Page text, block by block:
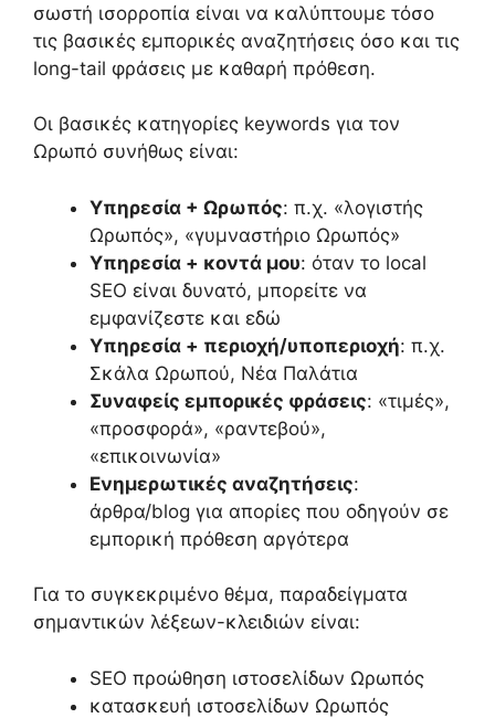
σωστή ισορροπία είναι να καλύπτουμε τόσο
τις βασικές εμπορικές αναζητήσεις όσο και τις
long-tail φράσεις με καθαρή πρόθεση.
Οι βασικές κατηγορίες keywords για τον
Ωρωπό συνήθως είναι:
Υπηρεσία + Ωρωπός: π.χ. «λογιστής
Ωρωπός», «γυμναστήριο Ωρωπός»
Υπηρεσία + κοντά μου: όταν το local
SEO είναι δυνατό, μπορείτε να
εμφανίζεστε και εδώ
Υπηρεσία + περιοχή/υποπεριοχή: π.χ.
Σκάλα Ωρωπού, Νέα Παλάτια
Συναφείς εμπορικές φράσεις: «τιμές»,
«προσφορά», «ραντεβού»,
«επικοινωνία»
Ενημερωτικές αναζητήσεις:
άρθρα/blog για απορίες που οδηγούν σε
εμπορική πρόθεση αργότερα
Για το συγκεκριμένο θέμα, παραδείγματα
σημαντικών λέξεων-κλειδιών είναι:
SEO προώθηση ιστοσελίδων Ωρωπός
κατασκευή ιστοσελίδων Ωρωπός